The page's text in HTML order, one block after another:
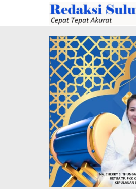
konten